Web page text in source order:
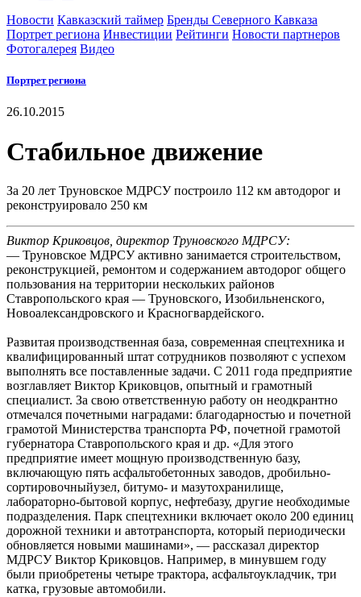
Новости Кавказский таймер Бренды Северного Кавказа
Портрет региона Инвестиции Рейтинги Новости партнеров
Фотогалерея Видео
Портрет региона
26.10.2015
Стабильное движение
За 20 лет Труновское МДРСУ построило 112 км автодорог и
реконструировало 250 км
Виктор Криковцов, директор Труновского МДРСУ:
— Труновское МДРСУ активно занимается строительством,
реконструкцией, ремонтом и содержанием автодорог общего
пользования на территории нескольких районов
Ставропольского края — Труновского, Изобильненского,
Новоалександровского и Красногвардейского.
Развитая производственная база, современная спецтехника и
квалифицированный штат сотрудников позволяют с успехом
выполнять все поставленные задачи. С 2011 года предприятие
возглавляет Виктор Криковцов, опытный и грамотный
специалист. За свою ответственную работу он неодкрантно
отмечался почетными наградами: благодарностью и почетной
грамотой Министерства транспорта РФ, почетной грамотой
губернатора Ставропольского края и др. «Для этого
предприятие имеет мощную производственную базу,
включающую пять асфальтобетонных заводов, дробильно-
сортировочныйузел, битумо- и мазутохранилище,
лабораторно-бытовой корпус, нефтебазу, другие необходимые
подразделения. Парк спецтехники включает около 200 единиц
дорожной техники и автотранспорта, который периодически
обновляется новыми машинами», — рассказал директор
МДРСУ Виктор Криковцов. Например, в минувшем году
были приобретены четыре трактора, асфальтоукладчик, три
катка, грузовые автомобили.